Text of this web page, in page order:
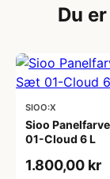
Du
SIOO:X
Sioo
01-Cloud 6 L
1.800,00 kr